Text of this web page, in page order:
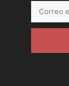
electrónico